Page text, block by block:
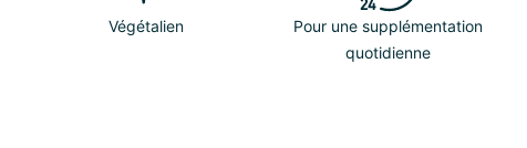
Végétalien
Pour une supplémentation
quotidienne